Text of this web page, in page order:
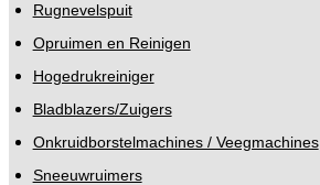
Rugnevelspuit
Opruimen en Reinigen
Hogedrukreiniger
Bladblazers/Zuigers
Onkruidborstelmachines / Veegmachines
Sneeuwruimers